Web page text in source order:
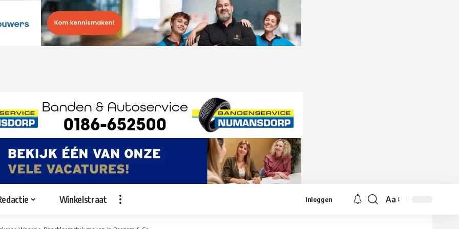
Winkelstraat Inloggen
Lettergrootte
Aa